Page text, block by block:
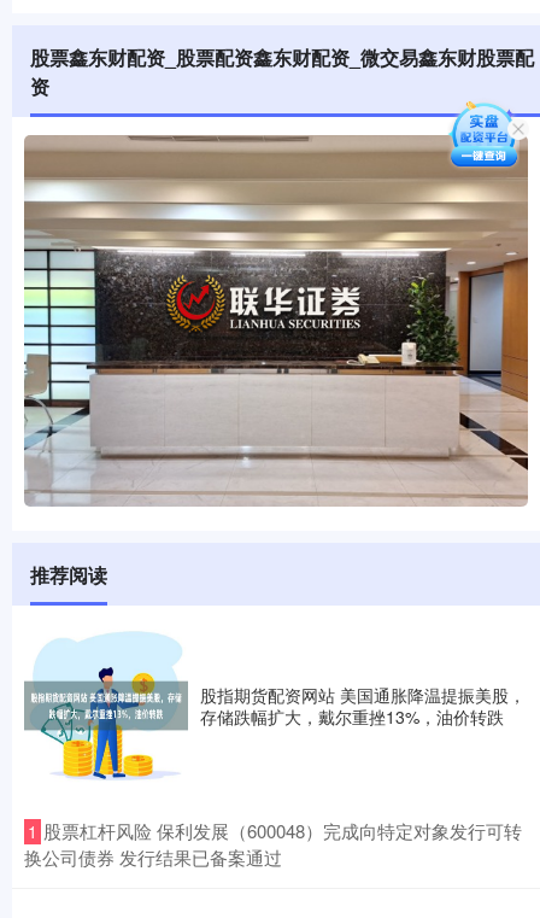
股票鑫东财配资_股票配资鑫东财配资_微交易鑫东财股票配
资
推荐阅读
股指期货配资网站 美国通胀降温提振美股，
存储跌幅扩大，戴尔重挫13%，油价转跌
1 ​股票杠杆风险 保利发展（600048）完成向特定对象发行可转
换公司债券 发行结果已备案通过